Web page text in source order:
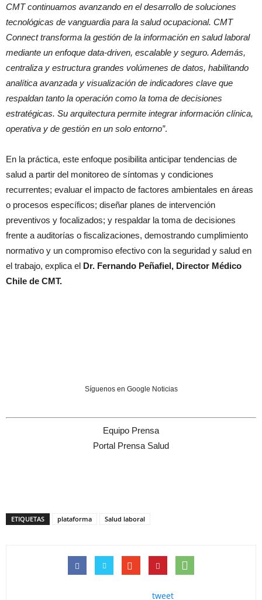
CMT continuamos avanzando en el desarrollo de soluciones
tecnológicas de vanguardia para la salud ocupacional. CMT
Connect transforma la gestión de la información en salud laboral
mediante un enfoque data-driven, escalable y seguro. Además,
centraliza y estructura grandes volúmenes de datos, habilitando
analítica avanzada y visualización de indicadores clave que
respaldan tanto la operación como la toma de decisiones
estratégicas. Su arquitectura permite integrar información clínica,
operativa y de gestión en un solo entorno”.
En la práctica, este enfoque posibilita anticipar tendencias de
salud a partir del monitoreo de síntomas y condiciones
recurrentes; evaluar el impacto de factores ambientales en áreas
o procesos específicos; diseñar planes de intervención
preventivos y focalizados; y respaldar la toma de decisiones
frente a auditorías o fiscalizaciones, demostrando cumplimiento
normativo y un compromiso efectivo con la seguridad y salud en
el trabajo, explica el Dr. Fernando Peñafiel, Director Médico
Chile de CMT.
Síguenos en Google Noticias
Equipo Prensa
Portal Prensa Salud
ETIQUETAS plataforma Salud laboral
tweet